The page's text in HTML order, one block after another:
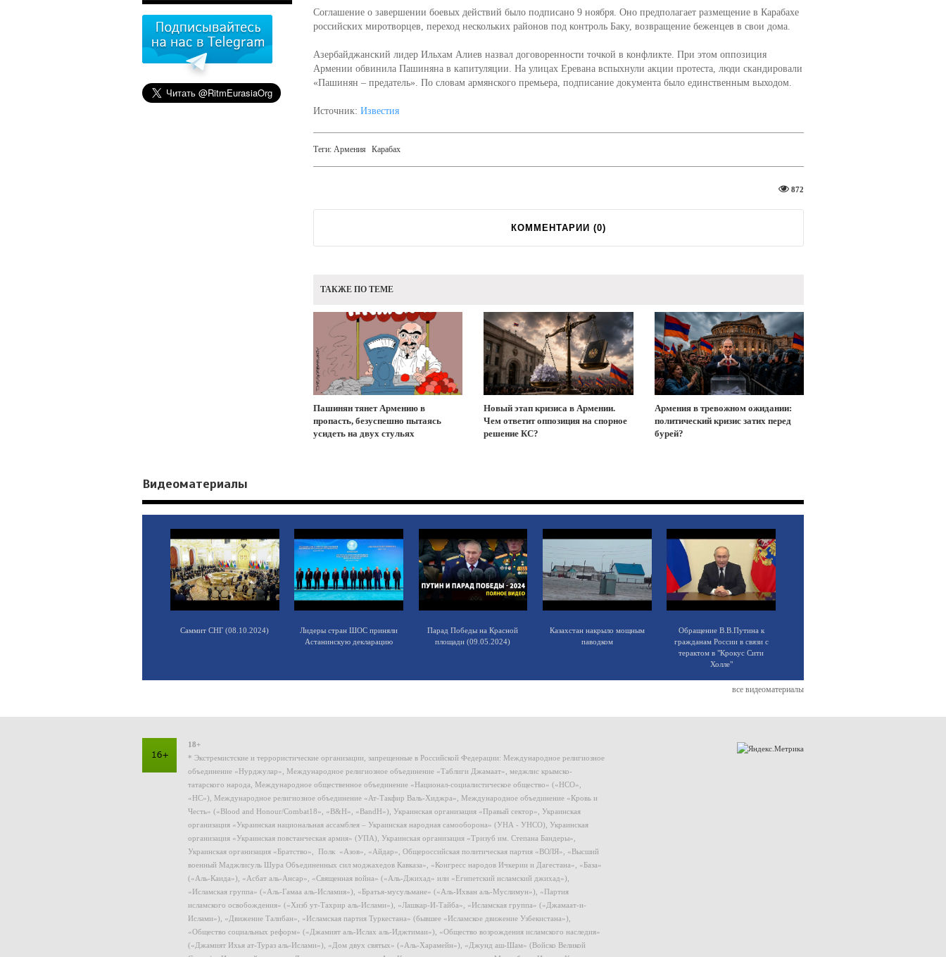
Соглашение о завершении боевых действий было подписано 9 ноября. Оно предполагает размещение в Карабахе
российских миротворцев, переход нескольких районов под контроль Баку, возвращение беженцев в свои дома.
Азербайджанский лидер Ильхам Алиев назвал договоренности точкой в конфликте. При этом оппозиция
Армении обвинила Пашиняна в капитуляции. На улицах Еревана вспыхнули акции протеста, люди скандировали
«Пашинян – предатель». По словам армянского премьера, подписание документа было единственным выходом.
Источник: Известия
Теги: Армения Карабах
872
КОММЕНТАРИИ (0)
ТАКЖЕ ПО ТЕМЕ
Пашинян тянет Армению в
пропасть, безуспешно пытаясь
усидеть на двух стульях
Новый этап кризиса в Армении.
Чем ответит оппозиция на спорное
решение КС?
Армения в тревожном ожидании:
политический кризис затих перед
бурей?
Видеоматериалы
Саммит СНГ (08.10.2024)
Лидеры стран ШОС приняли
Астанинскую декларацию
Парад Победы на Красной
площади (09.05.2024)
Казахстан накрыло мощным
паводком
Обращение В.В.Путина к
гражданам России в связи с
терактом в "Крокус Сити
Холле"
все видеоматериалы
18+
* Экстремистские и террористические организации, запрещенные в Российской Федерации: Международное религиозное
объединение «Нурджулар», Международное религиозное объединение «Таблиги Джамаат», меджлис крымско-
татарского народа, Международное общественное объединение «Национал-социалистическое общество» («НСО»,
«НС»), Международное религиозное объединение «Ат-Такфир Валь-Хиджра», Международное объединение «Кровь и
Честь» («Blood and Honour/Combat18», «B&H», «BandH»), Украинская организация «Правый сектор», Украинская
организация «Украинская национальная ассамблея – Украинская народная самооборона» (УНА - УНСО), Украинская
организация «Украинская повстанческая армия» (УПА), Украинская организация «Тризуб им. Степана Бандеры»,
Украинская организация «Братство», Полк «Азов», «Айдар», Общероссийская политическая партия «ВОЛЯ», «Высший
военный Маджлисуль Шура Объединенных сил моджахедов Кавказа», «Конгресс народов Ичкерии и Дагестана», «База»
(«Аль-Каида»), «Асбат аль-Ансар», «Священная война» («Аль-Джихад» или «Египетский исламский джихад»),
«Исламская группа» («Аль-Гамаа аль-Исламия»), «Братья-мусульмане» («Аль-Ихван аль-Муслимун»), «Партия
исламского освобождения» («Хизб ут-Тахрир аль-Ислами»), «Лашкар-И-Тайба», «Исламская группа» («Джамаат-и-
Ислами»), «Движение Талибан», «Исламская партия Туркестана» (бывшее «Исламское движение Узбекистана»),
«Общество социальных реформ» («Джамият аль-Ислах аль-Иджтимаи»), «Общество возрождения исламского наследия»
(«Джамият Ихья ат-Тураз аль-Ислами»), «Дом двух святых» («Аль-Харамейн»), «Джунд аш-Шам» (Войско Великой